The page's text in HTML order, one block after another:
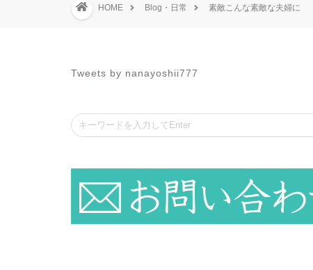
HOME Blog・日常 素敵こんな素敵な夫婦に
Tweets by nanayoshii777